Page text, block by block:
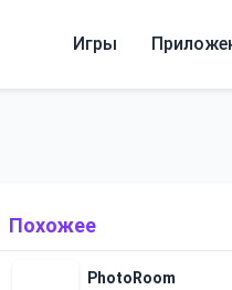
Игры
Похожее
PhotoRoom